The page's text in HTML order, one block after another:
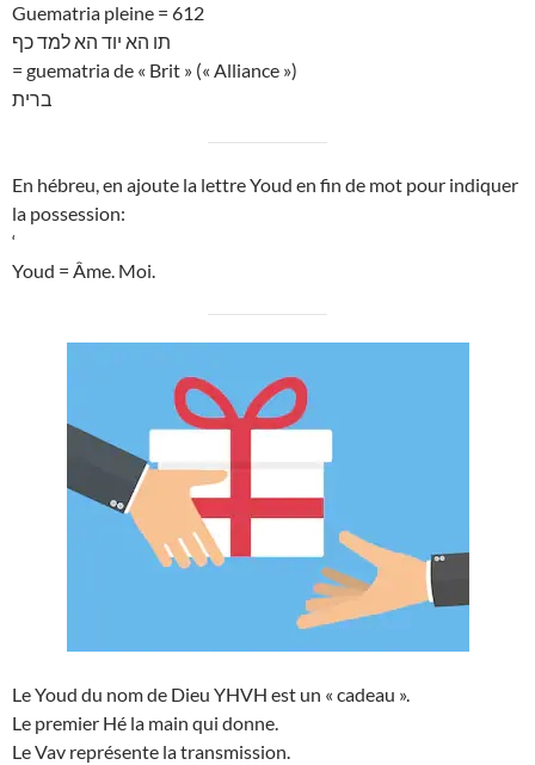
Guematria pleine = 612
תו הא יוד הא למד כף
= guematria de « Brit » (« Alliance »)
ברית
En hébreu, en ajoute la lettre Youd en fin de mot pour indiquer
la possession:
‘
Youd = Âme. Moi.
Le Youd du nom de Dieu YHVH est un « cadeau ».
Le premier Hé la main qui donne.
Le Vav représente la transmission.